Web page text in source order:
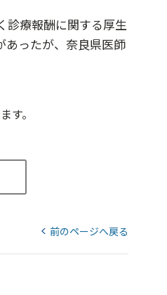
診療報酬に関する厚生
あったが、奈良県医師
す。
前のページへ戻る